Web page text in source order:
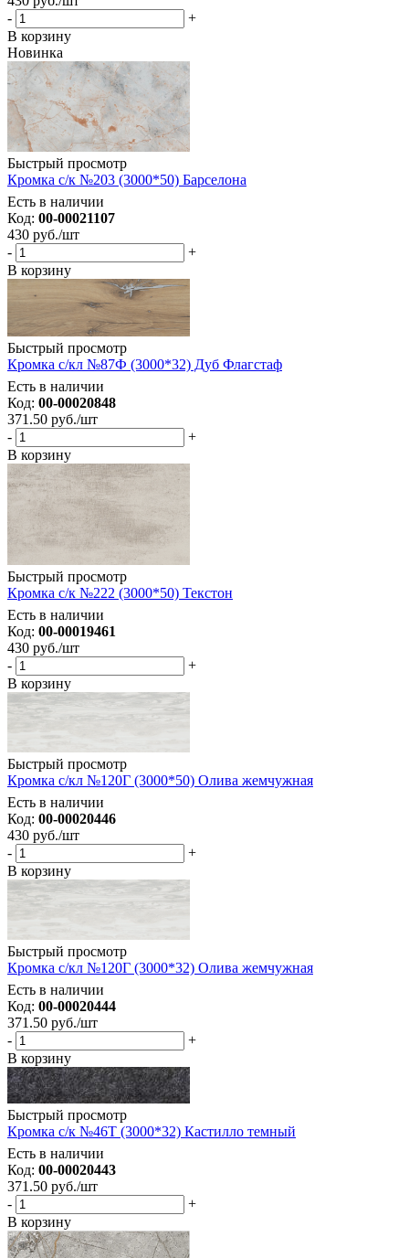
-
+
В корзину
Новинка
Быстрый просмотр
Кромка с/к №203 (3000*50) Барселона
Есть в наличии
Код: 00-00021107
430 руб./шт
-
+
В корзину
Быстрый просмотр
Кромка с/кл №87Ф (3000*32) Дуб Флагстаф
Есть в наличии
Код: 00-00020848
371.50 руб./шт
-
+
В корзину
Быстрый просмотр
Кромка с/к №222 (3000*50) Текстон
Есть в наличии
Код: 00-00019461
430 руб./шт
-
+
В корзину
Быстрый просмотр
Кромка с/кл №120Г (3000*50) Олива жемчужная
Есть в наличии
Код: 00-00020446
430 руб./шт
-
+
В корзину
Быстрый просмотр
Кромка с/кл №120Г (3000*32) Олива жемчужная
Есть в наличии
Код: 00-00020444
371.50 руб./шт
-
+
В корзину
Быстрый просмотр
Кромка с/к №46Т (3000*32) Кастилло темный
Есть в наличии
Код: 00-00020443
371.50 руб./шт
-
+
В корзину